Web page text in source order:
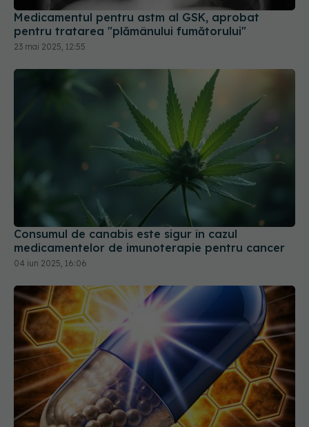
pentru tratarea "plămânului fumătorului"
23 mai 2025, 12:55
Consumul de canabis este sigur în cazul
medicamentelor de imunoterapie pentru cancer
04 iun 2025, 16:06